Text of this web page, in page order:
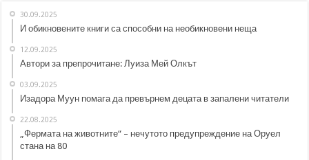
30.09.2025
И обикновените книги са способни на необикновени неща
12.09.2025
Автори за препрочитане: Луиза Мей Олкът
03.09.2025
Изадора Муун помага да превърнем децата в запалени читатели
22.08.2025
„Фермата на животните“ – нечутото предупреждение на Оруел
стана на 80